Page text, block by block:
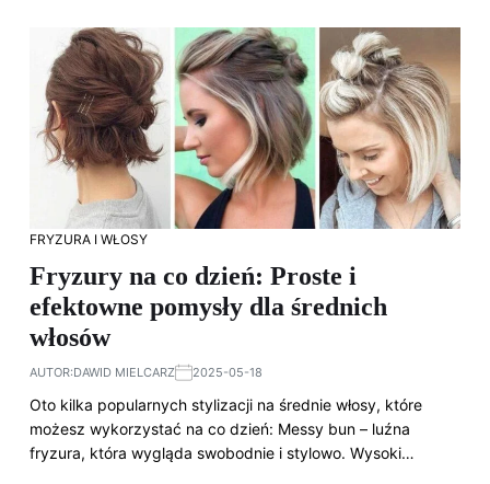
FRYZURA I WŁOSY
Fryzury na co dzień: Proste i
efektowne pomysły dla średnich
włosów
AUTOR:DAWID MIELCARZ 2025-05-18
Oto kilka popularnych stylizacji na średnie włosy, które
możesz wykorzystać na co dzień: Messy bun – luźna
fryzura, która wygląda swobodnie i stylowo. Wysoki…